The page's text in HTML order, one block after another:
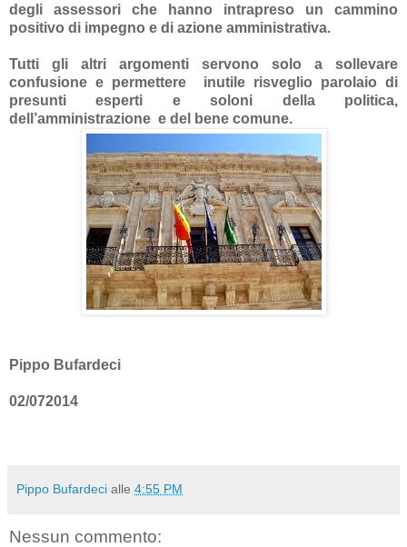
degli assessori che hanno intrapreso un cammino
positivo di impegno e di azione amministrativa.
Tutti gli altri argomenti servono solo a sollevare
confusione e permettere
inutile risveglio parolaio di
presunti esperti e soloni della politica,
dell’amministrazione e del bene comune.
Pippo Bufardeci
02/072014
Pippo Bufardeci alle 4:55 PM
Nessun commento: